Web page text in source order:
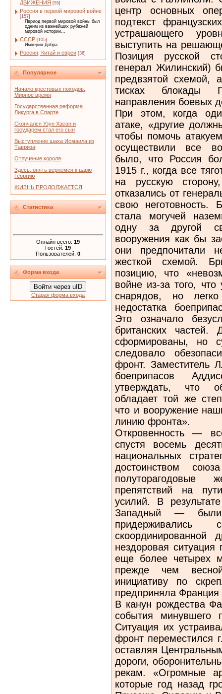
ДВИЖЕНИЯ [55]
Россия в первой мировой войне
[157]
Период первой мировой войны был
одним из важнейших рубежей
мировой истории...
СССР [105]
Империя Добра
Россия, Китай и евреи [36]
Популярное
Начало крестовых походов.
Мирное время
Государственная реформа
Ликурга в Спарте
Скончался Узун Хасан и
государем стал его сын
Выступление шаха Исмаила из
Тавриза
Отлучение короля
Здесь, опять вернемся к царю
Георгию
ЖИЗНЬ ПРОДОЛЖАЕТСЯ
Статистика
Онлайн всего: 19
Гостей: 19
Пользователей: 0
Форма входа
Войти через uID
Старая форма входа
центр основных
подтекст
устрашающего
выступить на
Позиция русской
генерал Жилинский)
предвзятой схемой,
тисках блокады
направления боевых
При этом, когда
атаке, «другие
чтобы помочь
осуществили все
было, что Россия
1915 г., когда все
на русскую
отказались от
свою неготовность.
стала могучей
одну за другой
вооружения как бы
они предпочитали
жесткой схемой.
позицию, что
войне из-за того,
снарядов, но
недостатка
Это означало
британских
сформированы, но
следовало
фронт. Заместитель
боеприпасов
утверждать, что
обладает той же
что и вооружение
линию фронта».
Откровенность —
спустя восемь
национальных
достоинством
препятствий на
усилий. В
Западный — были
придерживались
скоординированной
нездоровая
еще более четырех
прежде чем
инициативу по
предприняла
В канун рождества
события минувшего
Ситуация их
фронт переместился
оставляя
дороги,
рекам. «Огромные
которые год назад